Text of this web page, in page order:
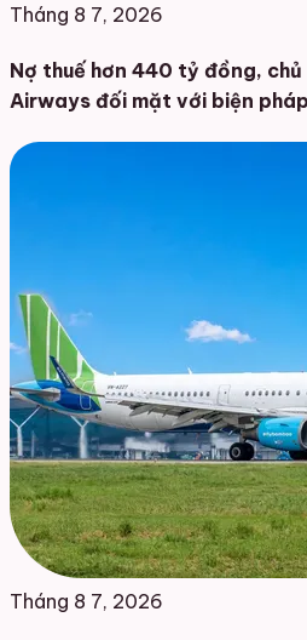
Tháng 8 7, 2026
Nợ thuế hơn 440 tỷ đồng, chủ
Airways đối mặt với biện
Tháng 8 7, 2026